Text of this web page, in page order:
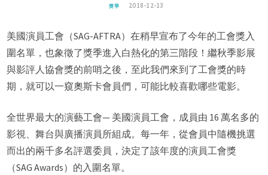
獎季 2018-12-13
美國演員工會（SAG-AFTRA）在稍早宣布了今年的工會獎入
圍名單，也象徵了獎季進入白熱化的第三階段！繼秋季影展
與影評人協會獎的前哨之後，至此我們來到了工會獎的時
期，就可以一窺奧斯卡會員們，可能比較喜歡哪些電影。
全世界最大的演藝工會— 美國演員工會 ，成員由 16 萬名多的
影視、舞台與廣播演員所組成。每一年，從會員中隨機挑選
而出的兩千多名評選委員，決定了該年度的演員工會獎
（SAG Awards）的入圍名單。